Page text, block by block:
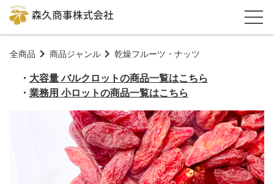
全商品 商品ジャンル 乾燥フルーツ・ナッツ
・ 大容量 バルクロットの商品一覧はこちら
・ 業務用 小ロットの商品一覧はこちら